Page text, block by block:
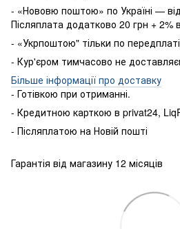
- «Нововю поштою» по Україні —
Післяплата додатково 20 грн + 2%
- «Укрпоштою" тільки по передплаті
- Кур'єром тимчасово не
Більше інформації про доставку
- Готівкою при отриманні.
- Кредитною карткою в privat24,
- Післяплатою на Новій пошті
Гарантія від магазину 12 місяців